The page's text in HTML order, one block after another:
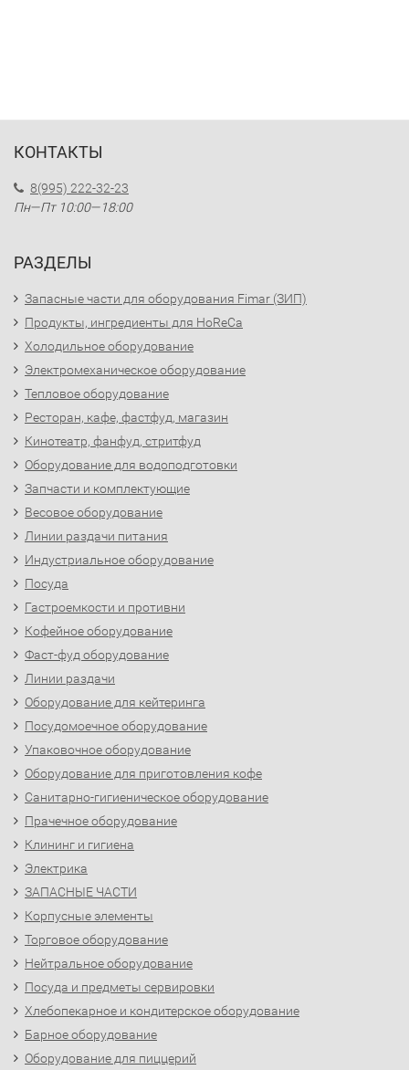
КОНТАКТЫ
8(995) 222-32-23
Пн—Пт 10:00—18:00
РАЗДЕЛЫ
Запасные части для оборудования Fimar (ЗИП)
Продукты, ингредиенты для HoReCa
Холодильное оборудование
Электромеханическое оборудование
Тепловое оборудование
Ресторан, кафе, фастфуд, магазин
Кинотеатр, фанфуд, стритфуд
Оборудование для водоподготовки
Запчасти и комплектующие
Весовое оборудование
Линии раздачи питания
Индустриальное оборудование
Посуда
Гастроемкости и противни
Кофейное оборудование
Фаст-фуд оборудование
Линии раздачи
Оборудование для кейтеринга
Посудомоечное оборудование
Упаковочное оборудование
Оборудование для приготовления кофе
Санитарно-гигиеническое оборудование
Прачечное оборудование
Клининг и гигиена
Электрика
ЗАПАСНЫЕ ЧАСТИ
Корпусные элементы
Торговое оборудование
Нейтральное оборудование
Посуда и предметы сервировки
Хлебопекарное и кондитерское оборудование
Барное оборудование
Оборудование для пиццерий